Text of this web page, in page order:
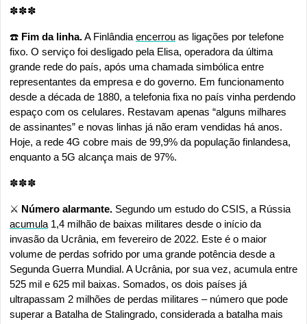
✽✽✽
☎️ Fim da linha. A Finlândia encerrou as ligações por telefone
fixo. O serviço foi desligado pela Elisa, operadora da última
grande rede do país, após uma chamada simbólica entre
representantes da empresa e do governo. Em funcionamento
desde a década de 1880, a telefonia fixa no país vinha perdendo
espaço com os celulares. Restavam apenas “alguns milhares
de assinantes” e novas linhas já não eram vendidas há anos.
Hoje, a rede 4G cobre mais de 99,9% da população finlandesa,
enquanto a 5G alcança mais de 97%.
✽✽✽
⚔️ Número alarmante.
acumula 1,4 milhão de baixas militares desde o início da
invasão da Ucrânia, em fevereiro de 2022. Este é o maior
volume de perdas sofrido por uma grande potência desde a
Segunda Guerra Mundial. A Ucrânia, por sua vez, acumula entre
525 mil e 625 mil baixas. Somados, os dois países já
ultrapassam 2 milhões de perdas militares – número que pode
superar a Batalha de Stalingrado, considerada a batalha mais